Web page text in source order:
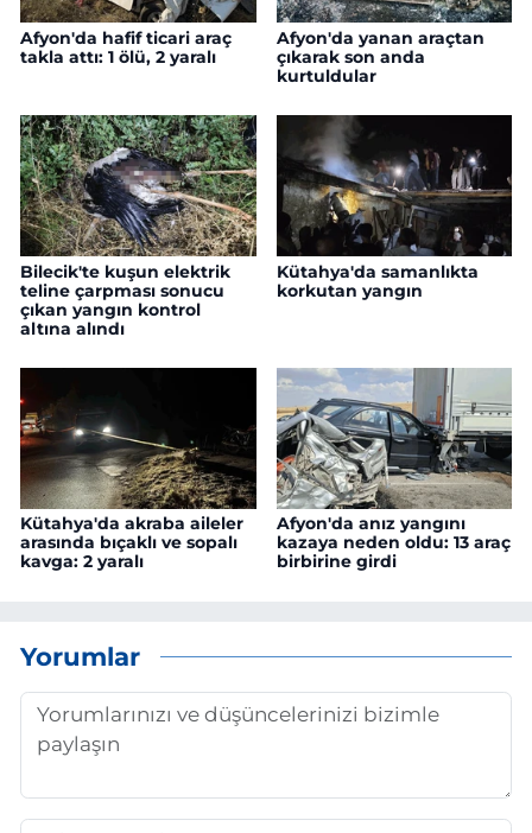
Afyon'da hafif ticari araç
takla attı: 1 ölü, 2 yaralı
Afyon'da yanan araçtan
çıkarak son anda
kurtuldular
Bilecik'te kuşun elektrik
teline çarpması sonucu
çıkan yangın kontrol
altına alındı
Kütahya'da samanlıkta
korkutan yangın
Kütahya'da akraba aileler
arasında bıçaklı ve sopalı
kavga: 2 yaralı
Afyon'da anız yangını
kazaya neden oldu: 13 araç
birbirine girdi
Yorumlar